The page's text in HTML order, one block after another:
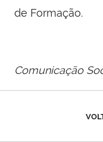
de Formação.
Comunicação